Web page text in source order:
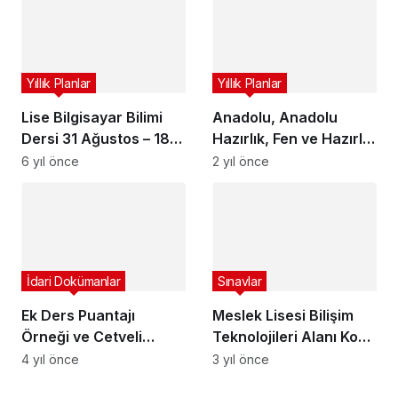
Lise Bilgisayar Bilimi
Dersi 31 Ağustos – 18
Eylül Telafi Eğitim
Yıllık Planlar
6 yıl önce
Anadolu, Anadolu
Hazırlık, Fen ve Hazırlık
Fen Liselerinde
Yıllık Planlar
2 yıl önce
Ek Ders Puantajı
Örneği ve Cetveli
(Excel)
İdari Dokümanlar
4 yıl önce
Meslek Lisesi Bilişim
Teknolojileri Alanı Konu
Soru Dağılım Tablosu
Sınavlar
3 yıl önce